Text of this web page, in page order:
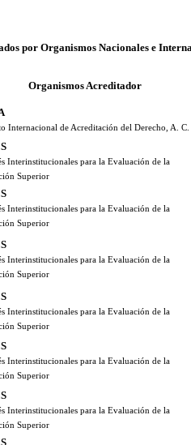
por Organismos Nacionales e
Organismos Acreditador
Internacional de Acreditación del Derecho, A. C.
Interinstitucionales para la Evaluación de la
Superior
Interinstitucionales para la Evaluación de la
Superior
Interinstitucionales para la Evaluación de la
Superior
Interinstitucionales para la Evaluación de la
Superior
Interinstitucionales para la Evaluación de la
Superior
Interinstitucionales para la Evaluación de la
Superior